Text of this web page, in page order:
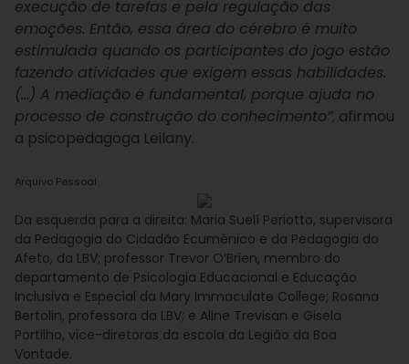
execução de tarefas e pela regulação das
emoções. Então, essa área do cérebro é muito
estimulada quando os participantes do jogo estão
fazendo atividades que exigem essas habilidades.
(…) A mediação é fundamental, porque ajuda no
processo de construção do conhecimento”, afirmou
a psicopedagoga Leilany.
Arquivo Pessoal
Da esquerda para a direita: Maria Suelí Periotto, supervisora
da Pedagogia do Cidadão Ecumênico e da Pedagogia do
Afeto, da LBV; professor Trevor O’Brien, membro do
departamento de Psicologia Educacional e Educação
Inclusiva e Especial da Mary Immaculate College; Rosana
Bertolin, professora da LBV; e Aline Trevisan e Gisela
Portilho, vice-diretoras da escola da Legião da Boa
Vontade.